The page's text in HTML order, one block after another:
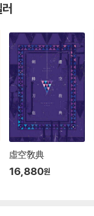
虛空敎典
16,880원